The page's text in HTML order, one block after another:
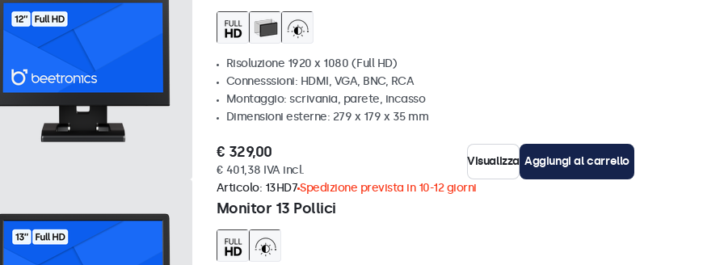
Risoluzione 1920 x 1080 (Full HD)
Connesssioni: HDMI, VGA, BNC, RCA
Montaggio: scrivania, parete, incasso
Dimensioni esterne: 279 x 179 x 35 mm
€ 329,00
€ 401,38 IVA incl.
Visualizza Aggiungi al carrello
Monitor 13 Pollici
Articolo: 13HD7Spedizione prevista in 10-12 giorni